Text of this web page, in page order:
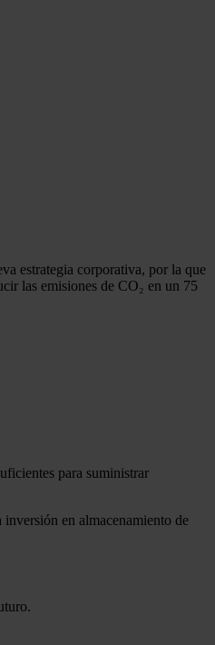
estrategia corporativa, por la que
las emisiones de CO₂ en un 75
para suministrar
en almacenamiento de